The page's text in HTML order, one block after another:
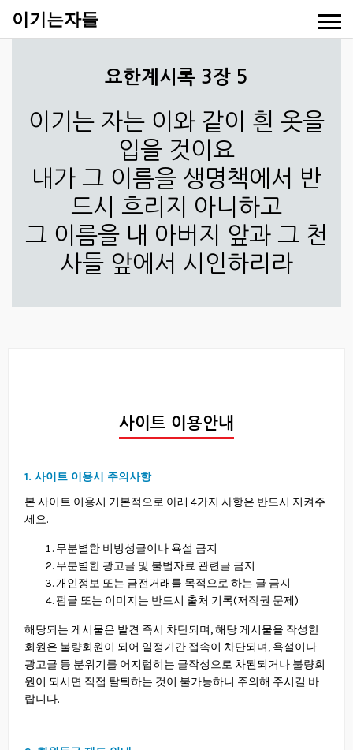
이기는자들
요한계시록 3장 5
이기는 자는 이와 같이 흰 옷을
입을 것이요
내가 그 이름을 생명책에서 반
드시 흐리지 아니하고
그 이름을 내 아버지 앞과 그 천
사들 앞에서 시인하리라
사이트 이용안내
1. 사이트 이용시 주의사항
본 사이트 이용시 기본적으로 아래 4가지 사항은 반드시 지켜주
세요.
무분별한 비방성글이나 욕설 금지
무분별한 광고글 및 불법자료 관련글 금지
개인정보 또는 금전거래를 목적으로 하는 글 금지
펌글 또는 이미지는 반드시 출처 기록(저작권 문제)
해당되는 게시물은 발견 즉시 차단되며, 해당 게시물을 작성한
회원은 불량회원이 되어 일정기간 접속이 차단되며, 욕설이나
광고글 등 분위기를 어지럽히는 글작성으로 차된되거나 불량회
원이 되시면 직접 탈퇴하는 것이 불가능하니 주의해 주시길 바
랍니다.